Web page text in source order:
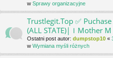
w Sprawy organizacyjne
Trustlegit.Top ✅
(ALL STATE)|ｌMother
Ostatni post autor: dumpstop10 «
w Wymiana myśli różnych